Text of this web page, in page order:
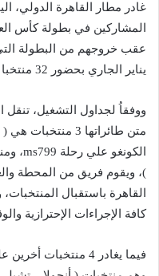
عقب خروجهم من البطولة
يناير الجاري بحضور 32 منتخبا دوليًا.
ووفقاُ لجداول التشغيل،
)، ويقوم فريق من المحطة
القاهرة باستقبال
كافة الإجراءات الإحترازية
فيما يغادر 4